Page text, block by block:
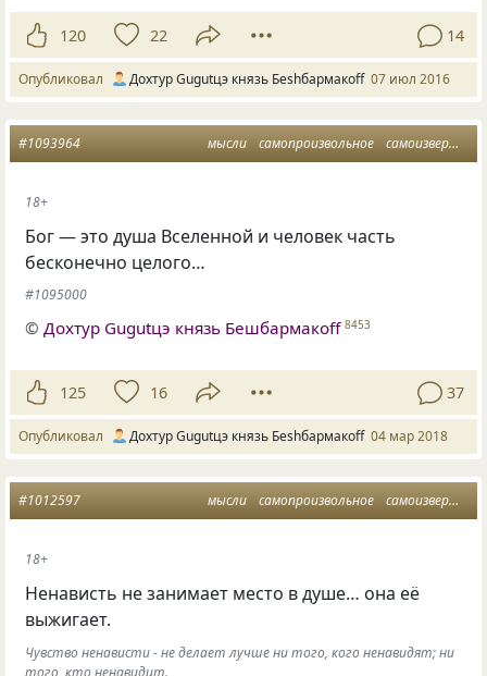
120 22 14
Опубликовал Дохтур Gugutцэ князь Беshбармакоff 07 июл 2016
мысли самопроизвольное самоизвержение
#1093964
18+
Бог — это душа Вселенной и человек часть
бесконечно целого…
#1095000
© Дохтур Gugutцэ князь Бешбармакоff 8453
125 16 37
Опубликовал Дохтур Gugutцэ князь Беshбармакоff 04 мар 2018
мысли самопроизвольное самоизвержение
#1012597
18+
Ненависть не занимает место в душе… она её
выжигает.
Чувство ненависти - не делает лучше ни того, кого ненавидят; ни
того, кто ненавидит.